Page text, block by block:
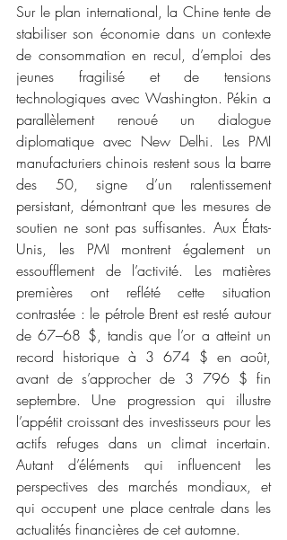
Sur le plan international, la Chine tente de
stabiliser son économie dans un contexte
de consommation en recul, d’emploi des
jeunes fragilisé et de tensions
technologiques avec Washington. Pékin a
parallèlement renoué un dialogue
diplomatique avec New Delhi. Les PMI
manufacturiers chinois restent sous la barre
des 50, signe d’un ralentissement
persistant, démontrant que les mesures de
soutien ne sont pas suffisantes. Aux États-
Unis, les PMI montrent également un
essoufflement de l’activité. Les matières
premières ont reflété cette situation
contrastée : le pétrole Brent est resté autour
de 67–68 $, tandis que l’or a atteint un
record historique à 3 674 $ en août,
avant de s’approcher de 3 796 $ fin
septembre. Une progression qui illustre
l’appétit croissant des investisseurs pour les
actifs refuges dans un climat incertain.
Autant d’éléments qui influencent les
perspectives des marchés mondiaux, et
qui occupent une place centrale dans les
actualités financières de cet automne.